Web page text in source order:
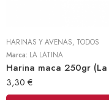
HARINAS Y AVENAS, TODOS
Marca: LA LATINA
3,30 €